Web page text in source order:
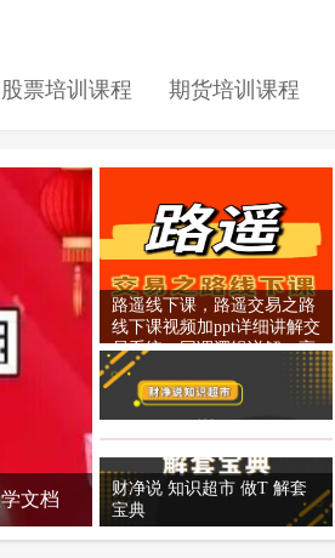
股票培训课程 期货培训课程
文档
路遥线下课，路遥交易之路
线下课视频加ppt详细讲解交
易系统，回调逻辑详解，高
清视频
财净说 知识超市 做T 解套
宝典